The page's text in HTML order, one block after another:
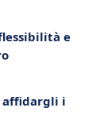
e
affidargli i